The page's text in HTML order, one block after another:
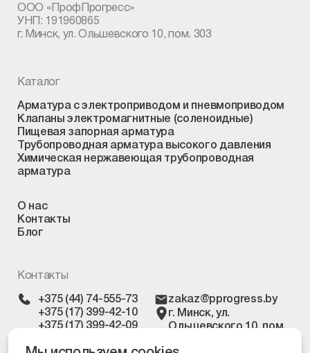
ООО «ПрофПрогресс»
УНП: 191960865
г. Минск, ул. Ольшевского 10, пом. 303
Каталог
Арматура с электроприводом и пневмоприводом
Клапаны электромагнитные (соленоидные)
Пищевая запорная арматура
Трубопроводная арматура высокого давления
Химическая нержавеющая трубопроводная
арматура
О нас
Контакты
Блог
Контакты
+375 (44) 74-555-73
+375 (17) 399-42-10
+375 (17) 399-42-09
zakaz@pprogress.by
г. Минск, ул.
Ольшевского 10, пом.